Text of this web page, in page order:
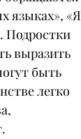
языках», «Я
Подростки
выразить
быть
легко